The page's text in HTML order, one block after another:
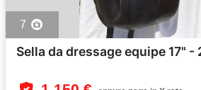
7
Sella da dressage equipe 17" -